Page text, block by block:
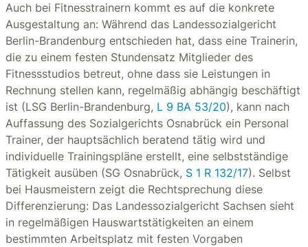
Auch bei Fitnesstrainern kommt es auf die konkrete
Ausgestaltung an: Während das Landessozialgericht
Berlin-Brandenburg entschieden hat, dass eine Trainerin,
die zu einem festen Stundensatz Mitglieder des
Fitnessstudios betreut, ohne dass sie Leistungen in
Rechnung stellen kann, regelmäßig abhängig beschäftigt
ist (LSG Berlin-Brandenburg, L 9 BA 53/20), kann nach
Auffassung des Sozialgerichts Osnabrück ein Personal
Trainer, der hauptsächlich beratend tätig wird und
individuelle Trainingspläne erstellt, eine selbstständige
Tätigkeit ausüben (SG Osnabrück, S 1 R 132/17). Selbst
bei Hausmeistern zeigt die Rechtsprechung diese
Differenzierung: Das Landessozialgericht Sachsen sieht
in regelmäßigen Hauswartstätigkeiten an einem
bestimmten Arbeitsplatz mit festen Vorgaben